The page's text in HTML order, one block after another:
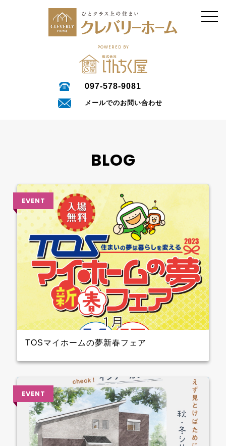
POWERED BY
097-578-9081
メールでのお問い合わせ
BLOG
TOSマイホームの夢新春フェア
ホーム も参加しますよ 3階大ホール№8のブースでプ
レゼントを準備して待ってます～ ぜひ、お越しくださ
い♪♪